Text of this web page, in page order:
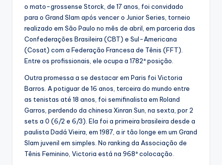
o mato-grossense Storck, de 17 anos, foi convidado
para o Grand Slam após vencer o Junior Series, torneio
realizado em São Paulo no mês de abril, em parceria das
Confederações Brasileira (CBT) e Sul-Americana
(Cosat) com a Federação Francesa de Tênis (FFT).
Entre os profissionais, ele ocupa a 1782ª posição.
Outra promessa a se destacar em Paris foi Victoria
Barros. A potiguar de 16 anos, terceira do mundo entre
as tenistas até 18 anos, foi semifinalista em Roland
Garros, perdendo da chinesa Xinran Sun, na sexta, por 2
sets a 0 (6/2 e 6/3). Ela foi a primeira brasileira desde a
paulista Dadá Vieira, em 1987, a ir tão longe em um Grand
Slam juvenil em simples. No ranking da Associação de
Tênis Feminino, Victoria está na 968ª colocação.